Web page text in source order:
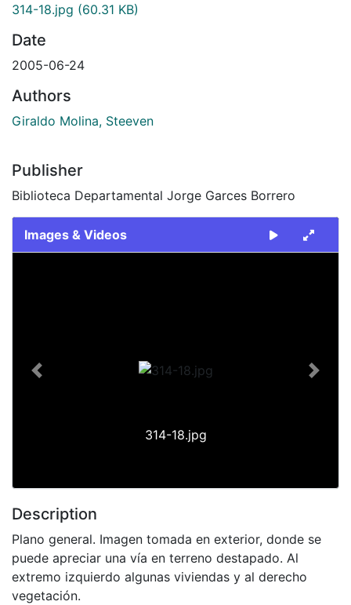
314-18.jpg (60.31 KB)
Date
2005-06-24
Authors
Giraldo Molina, Steeven
Publisher
Biblioteca Departamental Jorge Garces Borrero
Images & Videos
314-18.jpg
Previous Next
Description
Plano general. Imagen tomada en exterior, donde se
puede apreciar una vía en terreno destapado. Al
extremo izquierdo algunas viviendas y al derecho
vegetación.